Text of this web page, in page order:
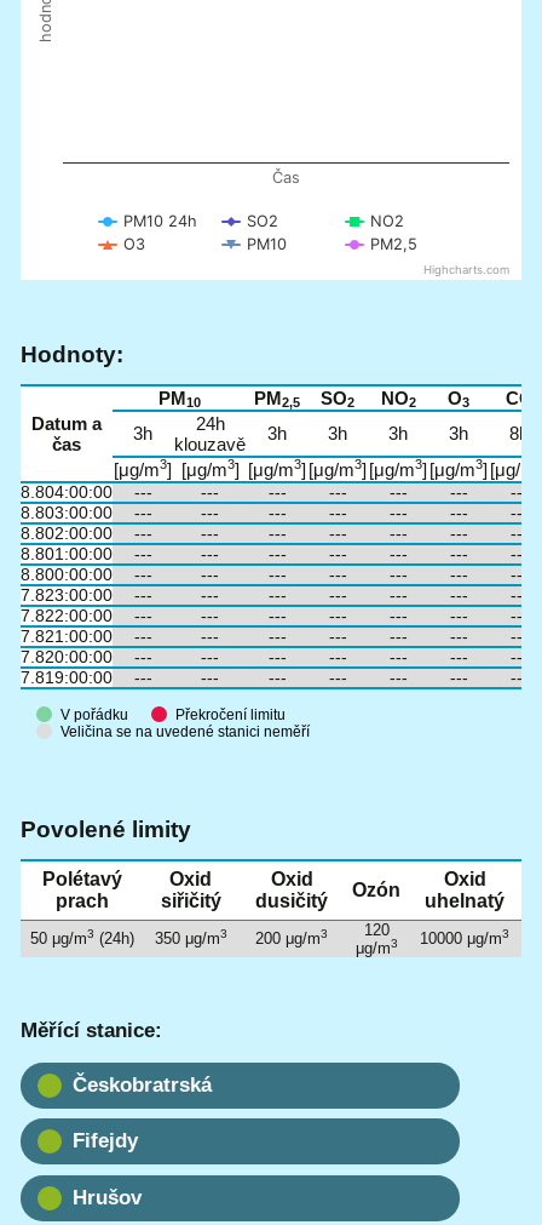
Měřící stanice:
Českobratrská
Fifejdy
Hrušov
Čas
PM10 24h SO2
NO2
O3
PM10 PM2,5
Highcharts.com
Hodnoty:
Datum a
čas
PM10 PM2,5 SO2 NO2 O3
CO
3h
24h
klouzavě
3h 3h 3h 3h
8h
[μg/m3] [μg/m3] [μg/m3] [μg/m3] [μg/m3] [μg/m3] [μg/m
8.804:00:00 --- --- --- --- --- ---
---
8.803:00:00 --- --- --- --- --- ---
---
8.802:00:00 --- --- --- --- --- ---
---
8.801:00:00 --- --- --- --- --- ---
---
8.800:00:00 --- --- --- --- --- ---
---
7.823:00:00 --- --- --- --- --- ---
---
7.822:00:00 --- --- --- --- --- ---
---
7.821:00:00 --- --- --- --- --- ---
---
7.820:00:00 --- --- --- --- --- ---
---
7.819:00:00 --- --- --- --- --- --- ---
V pořádku
Překročení limitu
Veličina se na uvedené stanici neměří
Povolené limity
Polétavý
prach
Oxid
siřičitý
Oxid
dusičitý
Ozón
Oxid
uhelnatý
50 μg/m3 (24h) 350 μg/m3 200 μg/m3
120
μg/m3 10000 μg/m3